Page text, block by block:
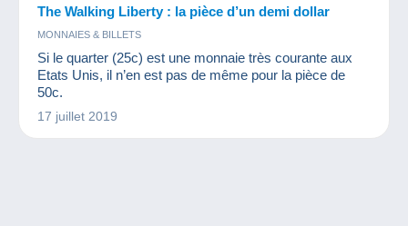
The Walking Liberty : la pièce d’un demi dollar
MONNAIES & BILLETS
Si le quarter (25c) est une monnaie très courante aux
Etats Unis, il n’en est pas de même pour la pièce de
50c.
17 juillet 2019